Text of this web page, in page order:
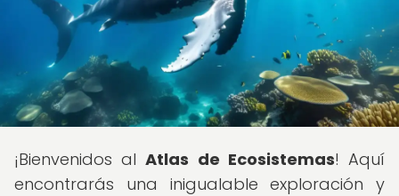
¡Bienvenidos alAtlas de Ecosistemas! Aquí
encontrarás una inigualable exploración y